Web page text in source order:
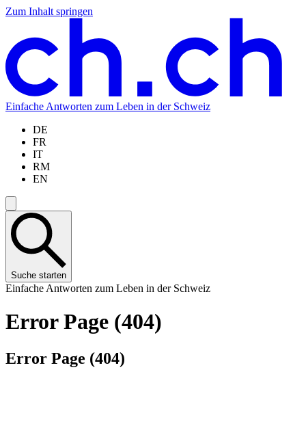
Zum Inhalt springen
Zum
springen
Zur
springen
Zur
springen
Zur
springen
Einfache Antworten zum Leben in der Schweiz
DE
FR
IT
RM
EN
Suche starten
Einfache Antworten zum Leben in der Schweiz
Error Page (404)
Error Page (404)